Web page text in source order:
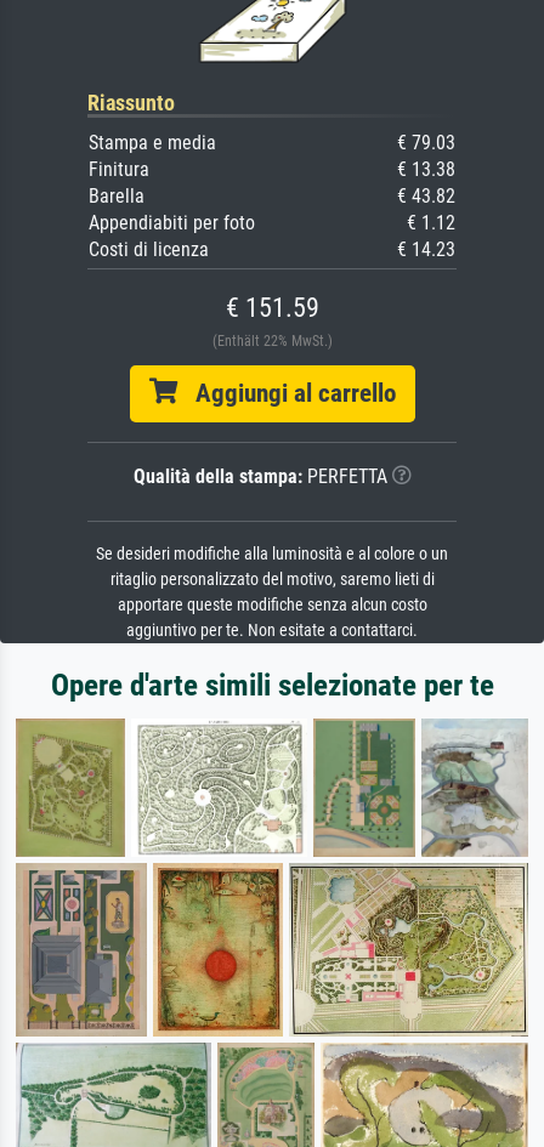
Riassunto
Stampa e media
€ 79.03
Finitura
€ 13.38
Barella
€ 43.82
Appendiabiti per foto
€ 1.12
Costi di licenza
€ 14.23
€ 151.59
(Enthält 22% MwSt.)
Aggiungi al carrello
Qualità della stampa:PERFETTA
Se desideri modifiche alla luminosità e al colore o un
ritaglio personalizzato del motivo, saremo lieti di
apportare queste modifiche senza alcun costo
aggiuntivo per te. Non esitate a contattarci.
Opere d'arte simili selezionate per te